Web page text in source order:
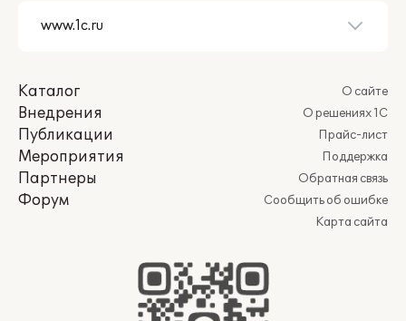
Каталог
Внедрения
Публикации
Мероприятия
Партнеры
Форум
О сайте
О решениях 1С
Прайс-лист
Поддержка
Обратная связь
Сообщить об ошибке
Карта сайта